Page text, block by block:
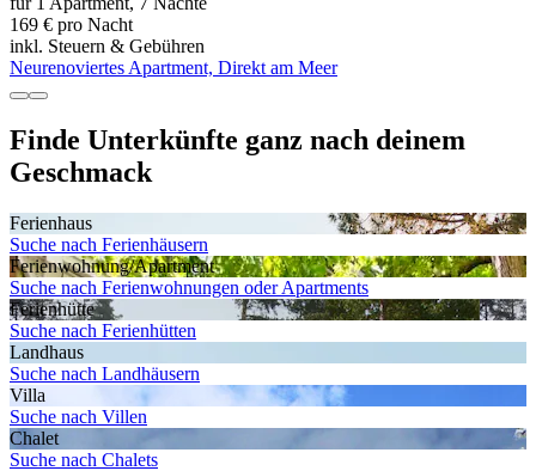
169 € pro Nacht
inkl. Steuern & Gebühren
Neurenoviertes Apartment, Direkt am Meer
Finde Unterkünfte ganz nach deinem
Geschmack
Ferienhaus
Suche nach Ferienhäusern
Ferienwohnung/Apartment
Suche nach Ferienwohnungen oder Apartments
Ferienhütte
Suche nach Ferienhütten
Landhaus
Suche nach Landhäusern
Villa
Suche nach Villen
Chalet
Suche nach Chalets